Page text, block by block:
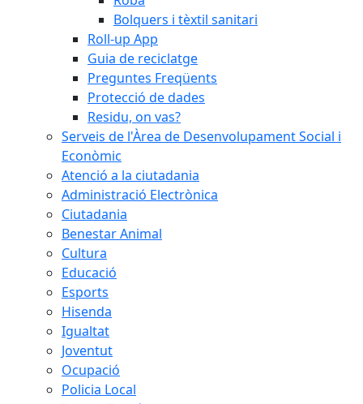
Bolquers i tèxtil sanitari
Roll-up App
Guia de reciclatge
Preguntes Freqüents
Protecció de dades
Residu, on vas?
Serveis de l'Àrea de Desenvolupament Social i
Econòmic
Atenció a la ciutadania
Administració Electrònica
Ciutadania
Benestar Animal
Cultura
Educació
Esports
Hisenda
Igualtat
Joventut
Ocupació
Policia Local